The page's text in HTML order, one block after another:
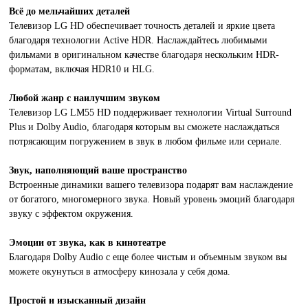
Всё до мельчайших деталей
Телевизор LG HD обеспечивает точность деталей и яркие цвета
благодаря технологии Active HDR. Наслаждайтесь любимыми
фильмами в оригинальном качестве благодаря нескольким HDR-
форматам, включая HDR10 и HLG.
Любой жанр с наилучшим звуком
Телевизор LG LM55 HD поддерживает технологии Virtual Surround
Plus и Dolby Audio, благодаря которым вы сможете наслаждаться
потрясающим погружением в звук в любом фильме или сериале.
Звук, наполняющий ваше пространство
Встроенные динамики вашего телевизора подарят вам наслаждение
от богатого, многомерного звука. Новый уровень эмоций благодаря
звуку с эффектом окружения.
Эмоции от звука, как в кинотеатре
Благодаря Dolby Audio с еще более чистым и объемным звуком вы
можете окунуться в атмосферу кинозала у себя дома.
Простой и изысканный дизайн